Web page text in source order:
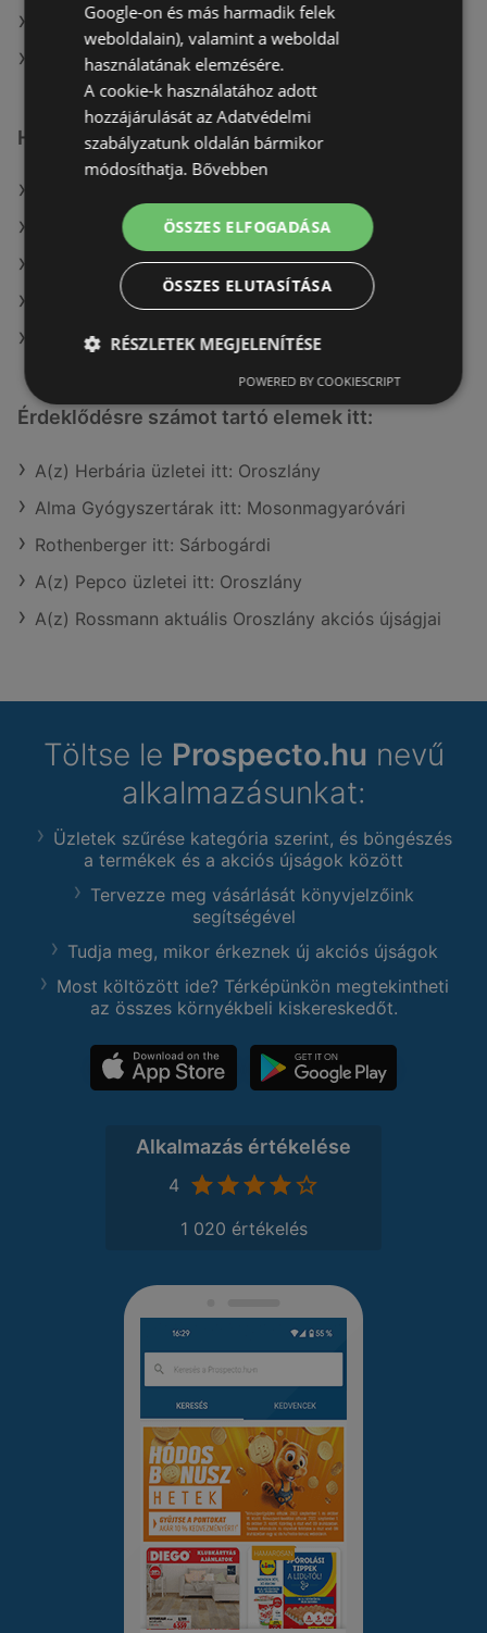
A(z) Reál aktuális akciós újságjai
A(z) Penny-Market Kft. üzletei itt: Sopron-Fertődi
Hasonló kiskereskedők
A(z) Metro ajánlatai
A(z) Príma ajánlatai
A(z) Ecofamily ajánlatai
A(z) G'Roby ajánlatai
Érdeklődésre számot tartó elemek itt:
A(z) Herbária üzletei itt: Oroszlány
Alma Gyógyszertárak itt: Mosonmagyaróvári
Rothenberger itt: Sárbogárdi
A(z) Pepco üzletei itt: Oroszlány
A(z) Rossmann aktuális Oroszlány akciós újságjai
Töltse le Prospecto.hu nevű
alkalmazásunkat:
Üzletek szűrése kategória szerint, és böngészés
a termékek és a akciós újságok között
Tervezze meg vásárlását könyvjelzőink
segítségével
Tudja meg, mikor érkeznek új akciós újságok
Most költözött ide? Térképünkön megtekintheti
az összes környékbeli kiskereskedőt.
Alkalmazás értékelése
4
1 020 értékelés
Google-on és más harmadik felek
weboldalain), valamint a weboldal
használatának elemzésére.
A cookie-k használatához adott
hozzájárulását az Adatvédelmi
szabályzatunk oldalán bármikor
módosíthatja. Bővebben
ÖSSZES ELFOGADÁSA
ÖSSZES ELUTASÍTÁSA
RÉSZLETEK MEGJELENÍTÉSE
POWERED BY COOKIESCRIPT